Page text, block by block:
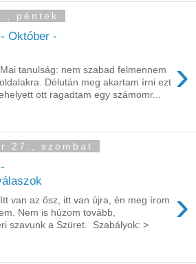
péntek
Október -
›
tanulság: nem szabad felmennem
Délután meg akartam írni ezt
ott ragadtam egy számomr...
27., szombat
›
van az ősz, itt van újra, én meg írom
Nem is húzom tovább,
szavunk a Szüret. Szabályok: >